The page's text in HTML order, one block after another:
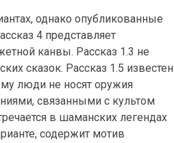
однако опубликованные
4 представляет
канвы. Рассказ 1.3 не
сказок. Рассказ 1.5 известен
люди не носят оружия
связанными с культом
в шаманских легендах
содержит мотив